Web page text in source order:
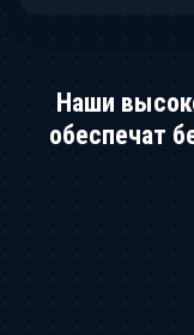
Наши
обеспечат